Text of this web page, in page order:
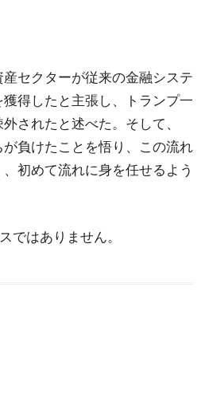
産セクターが従来の金融システ
得したと主張し、トランプ一
されたと述べた。そして、
が負けたことを悟り、この流れ
初めて流れに身を任せるよう
ではありません。